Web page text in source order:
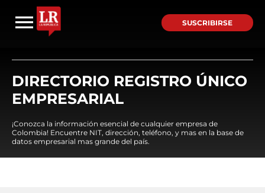
SUSCRIBIRSE
DIRECTORIO REGISTRO ÚNICO
EMPRESARIAL
¡Conozca la información esencial de cualquier empresa de
Colombia! Encuentre NIT, dirección, teléfono, y mas en la base de
datos empresarial mas grande del país.